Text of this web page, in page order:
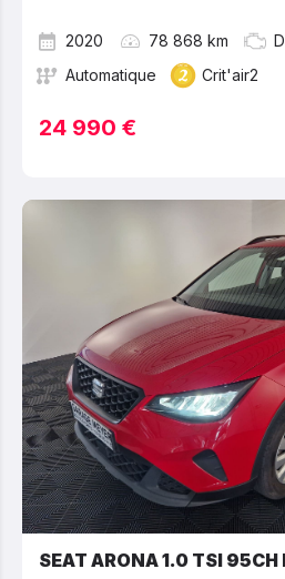
2020 78 868 km
Automatique
Crit'air2
24 990 €
SEAT ARONA 1.0 TSI 95CH